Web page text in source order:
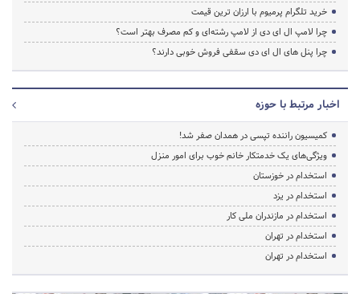
خرید تلگرام پرمیوم با ارزان ترین قیمت
چرا لامپ ال ای دی از لامپ رشته‌ای و کم مصرف بهتر است؟
چرا پنل های ال ای دی سقفی فروش خوبی دارند؟
اخبار مرتبط با حوزه
کمیسیون راننده تپسی در همدان صفر شد!
ویژگی‌های یک خدمتکار خانم خوب برای امور منزل
استخدام در خوزستان
استخدام در یزد
استخدام در مازندران ملی کار
استخدام در تهران
استخدام در تهران